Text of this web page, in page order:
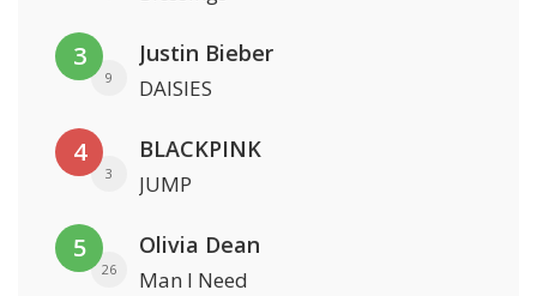
3
9
Justin Bieber
DAISIES
4
3
BLACKPINK
JUMP
5
26
Olivia Dean
Man I Need